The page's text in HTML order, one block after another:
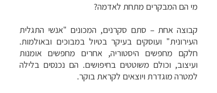
מי הם המבקרים מתחת לאדמה?
קבוצה אחת– סתם סקרנים, המכונים "אנשי התגלית
העירונית" ועוסקים בעיקר בטיול במבוכים ובאולמות.
חלקם מחפשים היסטוריה, אחרים מחפשים אומנות
ועיצוב, וכולם משוטטים בחיפושים. הם נכנסים בלילה
למטרה מוגדרת ויוצאים לקראת בוקר.